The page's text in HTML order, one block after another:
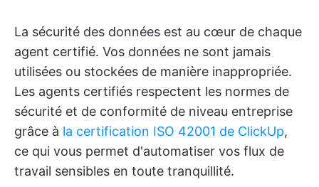
La sécurité des données est au cœur de chaque
agent certifié. Vos données ne sont jamais
utilisées ou stockées de manière inappropriée.
Les agents certifiés respectent les normes de
sécurité et de conformité de niveau entreprise
grâce à la certification ISO 42001 de ClickUp,
ce qui vous permet d'automatiser vos flux de
travail sensibles en toute tranquillité.